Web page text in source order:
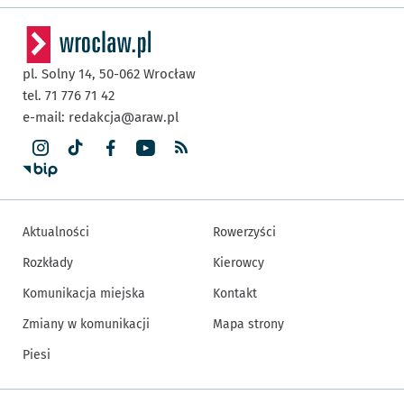
pl. Solny 14, 50-062 Wrocław
tel. 71 776 71 42
e-mail: redakcja@araw.pl
Aktualności
Rozkłady
Komunikacja miejska
Zmiany w komunikacji
Piesi
Rowerzyści
Kierowcy
Kontakt
Mapa strony